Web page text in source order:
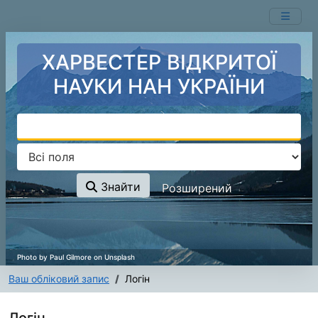
ХАРВЕСТЕР ВІДКРИТОЇ
НАУКИ НАН УКРАЇНИ
Знайти Розширений
Ваш обліковий запис Логін